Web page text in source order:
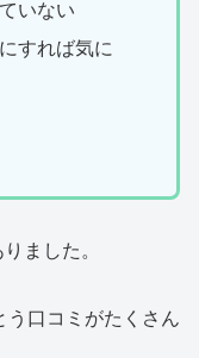
いない
すれば気に
ました。
う口コミがたくさん